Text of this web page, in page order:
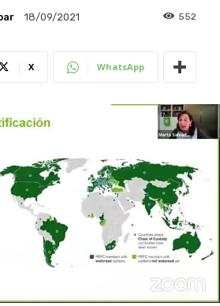
18/09/2021 552
X WhatsApp